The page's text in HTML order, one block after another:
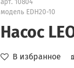
арт. 10804
модель EDH20-10
Насос
В избранное